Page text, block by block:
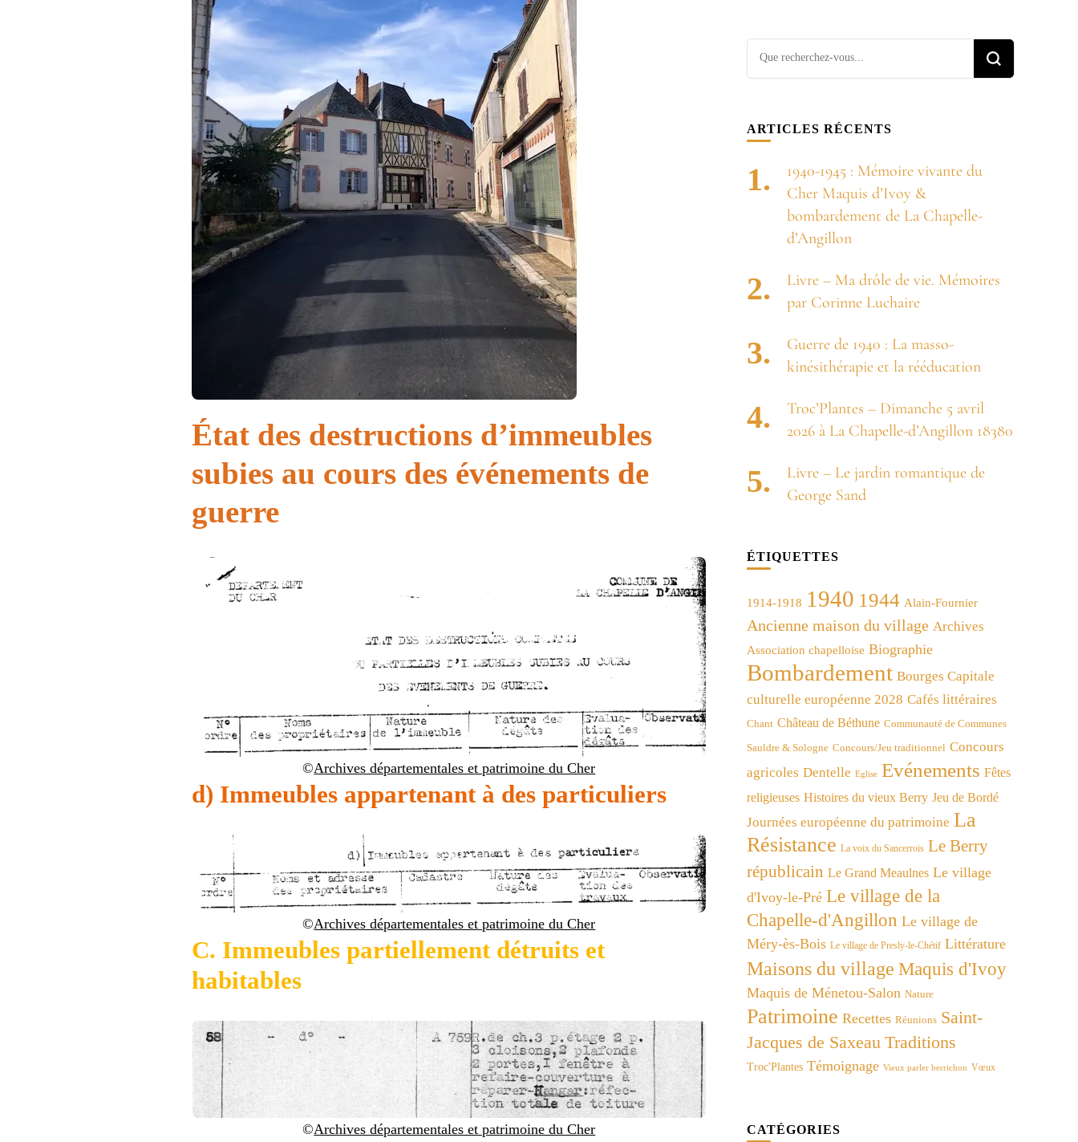
État des destructions d’immeubles
subies au cours des événements de
guerre
©Archives départementales et patrimoine du Cher
d) Immeubles appartenant à des particuliers
©Archives départementales et patrimoine du Cher
C. Immeubles partiellement détruits et
habitables
©Archives départementales et patrimoine du Cher
Vous
ARTICLES RÉCENTS
1940-1945 : Mémoire vivante du
Cher Maquis d’Ivoy &
bombardement de La Chapelle-
d’Angillon
Livre – Ma drôle de vie. Mémoires
par Corinne Luchaire
Guerre de 1940 : La masso-
kinésithérapie et la rééducation
Troc’Plantes – Dimanche 5 avril
2026 à La Chapelle-d’Angillon 18380
Livre – Le jardin romantique de
George Sand
ÉTIQUETTES
1914-1918 1940 1944 Alain-Fournier
Ancienne maison du village Archives
Association chapelloise Biographie
Bombardement Bourges Capitale
culturelle européenne 2028 Cafés littéraires
Chant Château de Béthune Communauté de Communes
Sauldre & Sologne Concours/Jeu traditionnel Concours
agricoles Dentelle Eglise Evénements Fêtes
religieuses Histoires du vieux Berry Jeu de Bordé
Journées européenne du patrimoine La
Résistance La voix du Sancerrois Le Berry
républicain Le Grand Meaulnes Le village
d'Ivoy-le-Pré Le village de la
Chapelle-d'Angillon Le village de
Méry-ès-Bois Le village de Presly-le-Chétif Littérature
Maisons du village Maquis d'Ivoy
Maquis de Ménetou-Salon Nature
Patrimoine Recettes Réunions Saint-
Jacques de Saxeau Traditions
Troc'Plantes Témoignage Vieux parler berrichon Vœux
CATÉGORIES